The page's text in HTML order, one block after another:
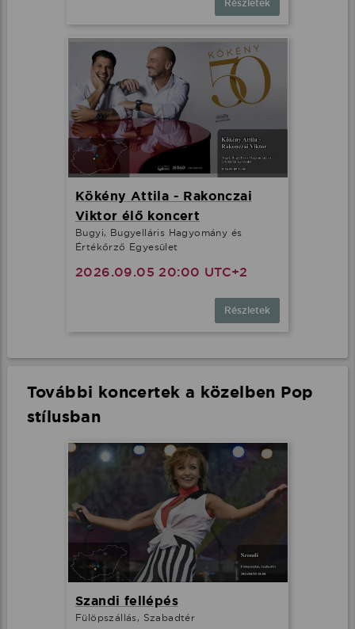
Részletek
Kökény Attila - Rakonczai
Viktor élő koncert
Bugyi, Bugyelláris Hagyomány és
Értékőrző Egyesület
2026.09.05 20:00 UTC+2
Részletek
További koncertek a közelben Pop
stílusban
Szandi fellépés
Fülöpszállás, Szabadtér